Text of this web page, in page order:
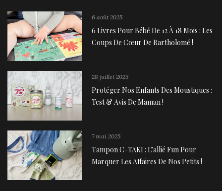
6 août 2025
6 Livres Pour Bébé De 12 À 18 Mois : Les
Coups De Cœur De Bartholomé !
28 juillet 2025
Protéger Nos Enfants Des Moustiques :
Test & Avis De Maman !
7 mai 2025
Tampon C-TAKI : L’allié Fun Pour
Marquer Les Affaires De Nos Petits !